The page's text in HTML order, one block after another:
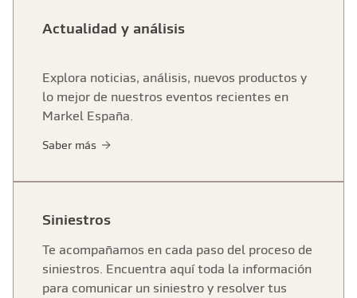
Actualidad y análisis
Explora noticias, análisis, nuevos productos y
lo mejor de nuestros eventos recientes en
Markel España.
Saber más
Siniestros
Te acompañamos en cada paso del proceso de
siniestros. Encuentra aquí toda la información
para comunicar un siniestro y resolver tus